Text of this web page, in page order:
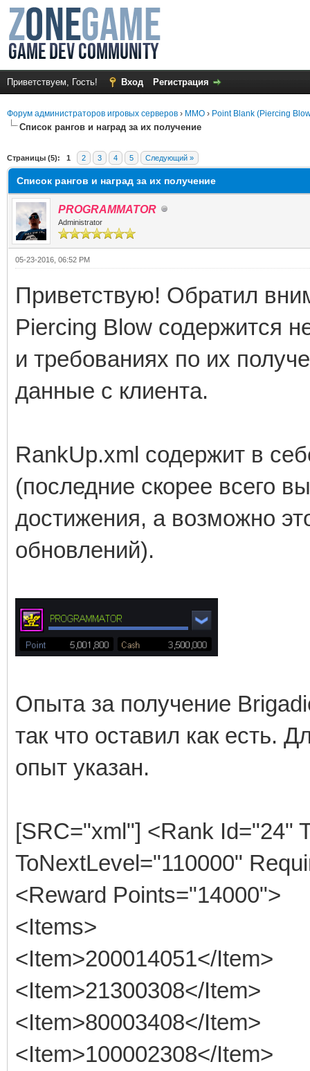
Приветствуем, Гость! Вход Регистрация
Форум администраторов игровых серверов › MMO › Point Blank (Piercing
Список рангов и наград за их получение
Страницы (5): 1 2 3 4 5 Следующий »
Список рангов и наград за их получение
PROGRAMMATOR
Administrator
05-23-2016, 06:52 PM
Приветствую! Обратил
Piercing Blow содержится
и требованиях по их
данные с клиента.
RankUp.xml содержит в
(последние скорее всего
достижения, а возможно
обновлений).
Опыта за получение
так что оставил как есть.
опыт указан.
[SRC="xml"] <Rank Id="24"
ToNextLevel="110000"
<Reward Points="14000">
<Items>
<Item>200014051</Item>
<Item>21300308</Item>
<Item>80003408</Item>
<Item>100002308</Item>